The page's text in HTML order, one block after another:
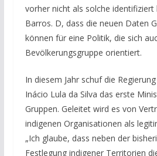
vorher nicht als solche identifiziert
Barros. D, dass die neuen Daten
können für eine Politik, die sich
Bevölkerungsgruppe orientiert.
In diesem Jahr schuf die
Inácio Lula da Silva das erste
Gruppen. Geleitet wird es von
indigenen Organisationen als
„Ich glaube, dass neben der
Festlegung indigener Territorien